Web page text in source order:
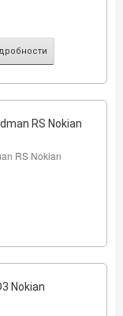
RS Nokian
RS Nokian
Nokian